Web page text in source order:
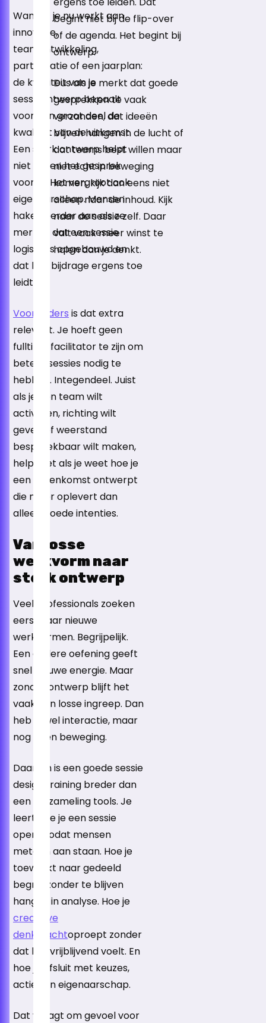
Want of je nu werkt aan
innovatie,
teamontwikkeling,
participatie of een jaarplan:
de kwaliteit van je
sessieontwerp bepaalt
voor een groot deel de
kwaliteit van de uitkomst.
Een sterk ontwerp helpt
niet alleen het gesprek
vooruit. Het vergroot ook
eigenaarschap. Mensen
haken eerder aan als ze
merken dat een sessie
logisch is opgebouwd en
dat hun bijdrage ergens toe
leidt.
Voor leiders is dat extra
relevant. Je hoeft geen
fulltime facilitator te zijn om
betere sessies nodig te
hebben. Integendeel. Juist
als je een team wilt
activeren, richting wilt
geven of weerstand
bespreekbaar wilt maken,
helpt het als je weet hoe je
een bijeenkomst ontwerpt
die meer oplevert dan
alleen goede intenties.
Van losse
werkvorm naar
sterk ontwerp
Veel professionals zoeken
eerst naar nieuwe
werkvormen. Begrijpelijk.
Een andere oefening geeft
snel nieuwe energie. Maar
zonder ontwerp blijft het
vaak een losse ingreep. Dan
heb je wel interactie, maar
nog geen beweging.
Daarom is een goede sessie
design training breder dan
een verzameling tools. Je
leert hoe je een sessie
opent zodat mensen
meteen aan staan. Hoe je
toewerkt naar gedeeld
begrip zonder te blijven
hangen in analyse. Hoe je
creatieve
denkkrachtoproept zonder
dat het vrijblijvend voelt. En
hoe je afsluit met keuzes,
acties en eigenaarschap.
Dat vraagt om gevoel voor
begint niet bij de flip-over
of de agenda. Het begint bij
ontwerp.
Dus als je merkt dat goede
gesprekken te vaak
verzanden, dat ideeën
blijven hangen in de lucht of
dat teams best willen maar
niet echt in beweging
komen, kijk dan eens niet
alleen naar de inhoud. Kijk
naar de sessie zelf. Daar
valt vaak meer winst te
halen dan je denkt.